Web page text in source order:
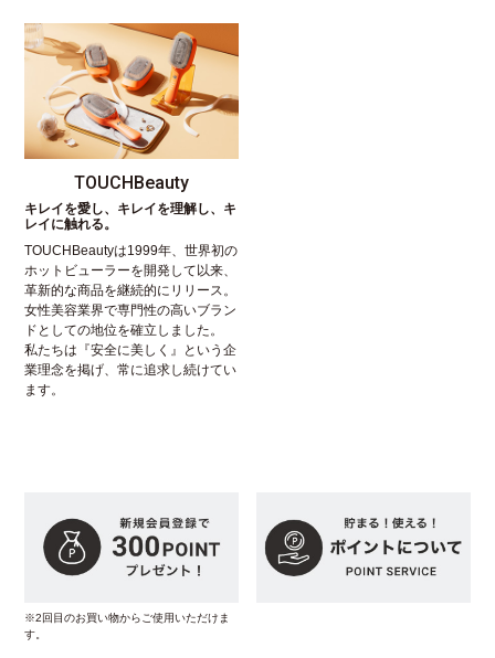
TOUCHBeauty
キレイを愛し、キレイを理解し、キ
レイに触れる。
TOUCHBeautyは1999年、世界初の
ホットビューラーを開発して以来、
革新的な商品を継続的にリリース。
女性美容業界で専門性の高いブラン
ドとしての地位を確立しました。
私たちは『安全に美しく』という企
業理念を掲げ、常に追求し続けてい
ます。
※2回目のお買い物からご使用いただけま
す。